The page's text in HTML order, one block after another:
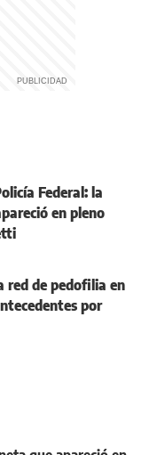
Federal: la
en pleno
red de pedofilia en
por